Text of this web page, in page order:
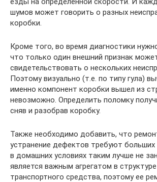
шумов может говорить о разных
коробки.
Кроме того, во время диагностики
что только один внешний признак
свидетельствовать о нескольких
Поэтому визуально (т.е. по типу гула)
именно компонент коробки вышел из
невозможно. Определить поломку
сняв и разобрав коробку.
Также необходимо добавить, что
устранение дефектов требуют больших
в домашних условиях таким лучше не
является важным агрегатом в
транспортного средства, поэтому ее